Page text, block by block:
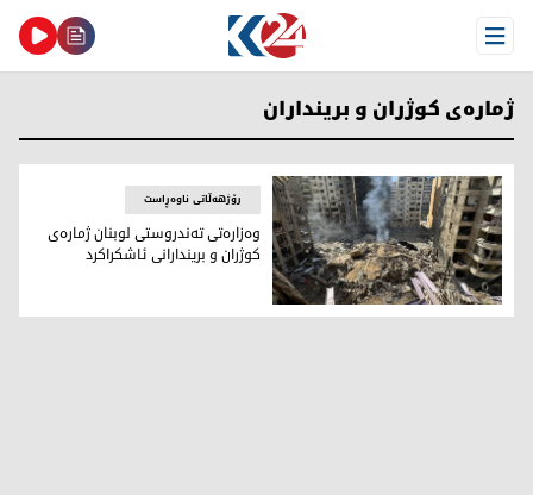
Open Menu
ژمارەی کوژران و برینداران
وەزارەتی تەندروستی لوبنان ژمارەی کوژران و بریندارانی
رۆژهەڵاتی ناوەڕاست
وەزارەتی تەندروستی لوبنان ژمارەی
کوژران و بریندارانی ئاشکراکرد